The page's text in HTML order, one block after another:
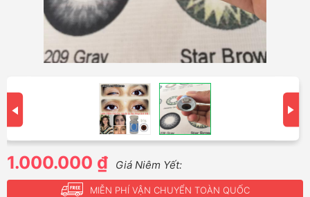
1.000.000 ₫ Giá Niêm Yết:
MIỄN PHÍ VẬN CHUYỂN TOÀN QUỐC